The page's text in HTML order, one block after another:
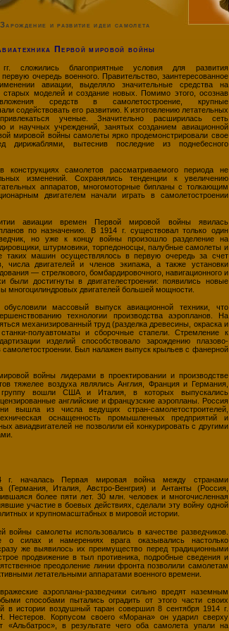
Зарождение и развитие идеи самолета
Первой мировой войны
сложились благоприятные условия для развития
очередь военного. Правительство, заинтересованное
авиации, выделяло значительные средства на
старых моделей и создание новых. Помимо этого, осознав
вложения средств в самолетостроение, крупные
содействовать его развитию. К изготовлению летательных
ученые. Значительно расширилась сеть
и научных учреждений, занятых созданием авиационной
мировой войны самолеты ярко продемонстрировали свое
дирижаблями, вытеснив последние из поднебесного
самолетов рассматриваемого периода не
изменений. Сохранялись тенденции к увеличению
аппаратов, многомоторные бипланы с толкающим
двигателем начали играть в самолетостроении
авиации времен Первой мировой войны явилась
по назначению. В 1914 г. существовал только один
но уже к концу войны произошло разделение на
штурмовики, торпедоносцы, палубные самолеты и
таких машин осуществлялось в первую очередь за счет
числа двигателей и членов экипажа, а также установки
— стрелкового, бомбардировочного, навигационного и
были достигнуты в двигателестроении: появились новые
многоцилиндровых двигателей большей мощности.
массовый выпуск авиационной техники, что
технологии производства аэропланов. На
механизированный труд (разделка древесины, окраска и
полуавтоматы и сборочные стапели. Стремление к
изделий способствовало зарождению плазово-
самолетостроении. Был налажен выпуск крыльев с фанерной
войны лидерами в проектировании и производстве
тяжелее воздуха являлись Англия, Франция и Германия,
вошли США и Италия, в которых выпускались
английские и французские аэропланы. Россия
вышла из числа ведущих стран-самолетостроителей,
оснащенность промышленных предприятий и
авиадвигателей не позволили ей конкурировать с другими
г. началась Первая мировая война между странами
(Германия, Италия, Австро-Венгрия) и Антанты (Россия,
более пяти лет. 30 млн. человек и многочисленная
участие в боевых действиях, сделали эту войну одной
и крупномасштабных в мировой истории.
войны самолеты использовались в качестве разведчиков.
о силах и намерениях врага оказывались настолько
же выявилось их преимущество перед традиционными
продвижение в тыл противника, подробные сведения и
преодоление линии фронта позволили самолетам
летательными аппаратами военного времени.
аэропланы-разведчики сильно вредят наземным
способами пытались оградить от этого части своих
в истории воздушный таран совершил 8 сентября 1914 г.
Нестеров.
Корпусом своего «Морана» он ударил сверху
«Альбатрос», в результате чего оба самолета упали на